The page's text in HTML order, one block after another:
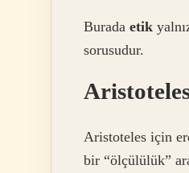
Burada etik
sorusudur.
Aristoteles için
bir “ölçülülük”